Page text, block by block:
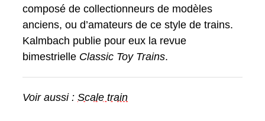
composé de collectionneurs de modèles
anciens, ou d’amateurs de ce style de trains.
Kalmbach publie pour eux la revue
bimestrielle Classic Toy Trains.
Voir aussi : Scale train